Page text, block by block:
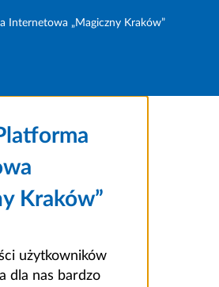
Internetowa „Magiczny Kraków”
Kraków”
użytkowników
dla nas bardzo